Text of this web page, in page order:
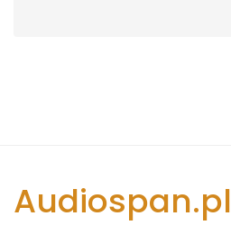
Audiospan.pl